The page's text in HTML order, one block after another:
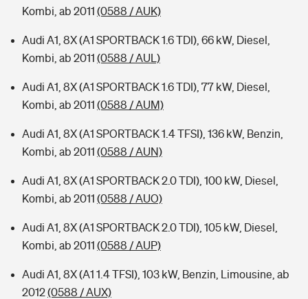
Kombi, ab 2011 (0588 / AUK)
Audi A1, 8X (A1 SPORTBACK 1.6 TDI), 66 kW, Diesel,
Kombi, ab 2011 (0588 / AUL)
Audi A1, 8X (A1 SPORTBACK 1.6 TDI), 77 kW, Diesel,
Kombi, ab 2011 (0588 / AUM)
Audi A1, 8X (A1 SPORTBACK 1.4 TFSI), 136 kW, Benzin,
Kombi, ab 2011 (0588 / AUN)
Audi A1, 8X (A1 SPORTBACK 2.0 TDI), 100 kW, Diesel,
Kombi, ab 2011 (0588 / AUO)
Audi A1, 8X (A1 SPORTBACK 2.0 TDI), 105 kW, Diesel,
Kombi, ab 2011 (0588 / AUP)
Audi A1, 8X (A1 1.4 TFSI), 103 kW, Benzin, Limousine, ab
2012(0588 / AUX)